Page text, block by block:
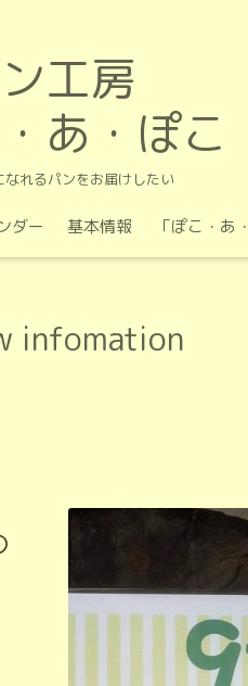
工房
あ・ぽこ
なれるパンをお届けしたい
ダー 基本情報 「ぽこ・あ
infomation